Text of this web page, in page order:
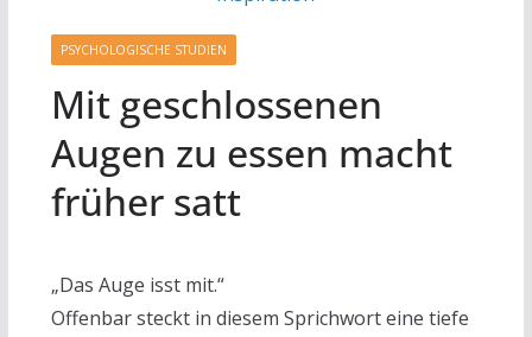
PSYCHOLOGISCHE STUDIEN
Mit geschlossenen
Augen zu essen macht
früher satt
„Das Auge isst mit.“
Offenbar steckt in diesem Sprichwort eine tiefe